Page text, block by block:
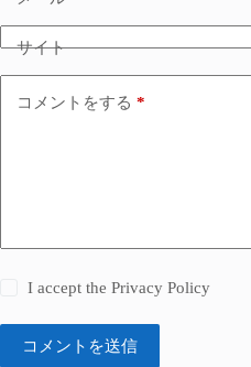
サイト
コメントをする *
I accept thePrivacy Policy
コメントを送信